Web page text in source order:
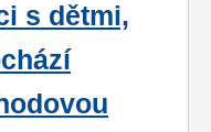
s dětmi,